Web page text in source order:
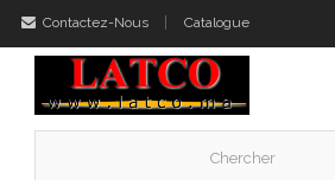
Contactez-Nous Catalogue